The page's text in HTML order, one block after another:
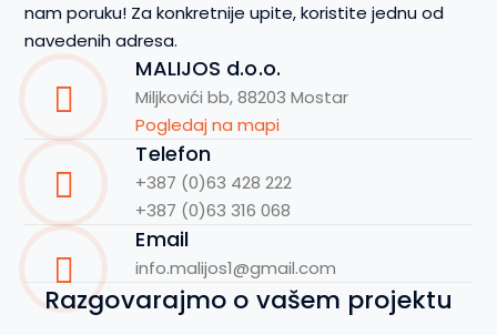
nam poruku! Za konkretnije upite, koristite jednu od
navedenih adresa.
MALIJOS d.o.o.
Miljkovići bb, 88203 Mostar
Pogledaj na mapi
Telefon
+387 (0)63 428 222
+387 (0)63 316 068
Email
info.malijos1@gmail.com
Razgovarajmo o vašem projektu